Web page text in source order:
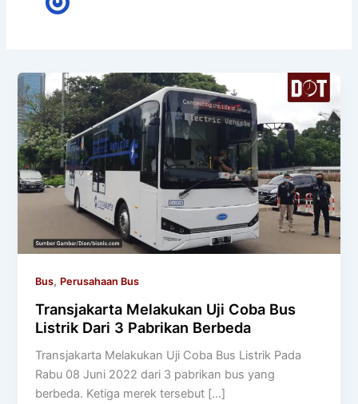
Bus, Perusahaan Bus
Transjakarta Melakukan Uji Coba Bus
Listrik Dari 3 Pabrikan Berbeda
Transjakarta Melakukan Uji Coba Bus Listrik Pada
Rabu 08 Juni 2022 dari 3 pabrikan bus yang
berbeda. Ketiga merek tersebut […]